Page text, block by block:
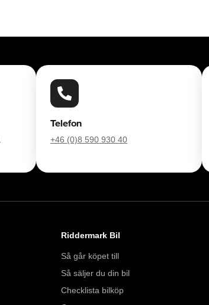
Telefon
+46 (0)8 590 930 40
Riddermark Bil
Så går köpet till
Så säljer du din bil
Checklista bilköp